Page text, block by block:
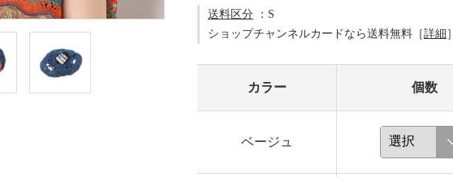
送料区分 ：S
ショップチャンネルカードなら送料無料［詳細 ］
カラー 個数
ベージュ